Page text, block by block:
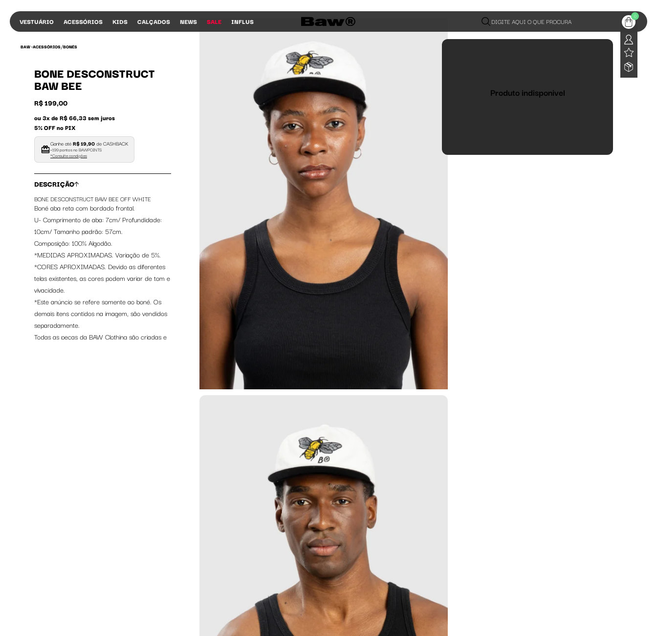
VESTUÁRIO ACESSÓRIOS KIDS CALÇADOS NEWS SALE INFLUS DIGITE AQUI O QUE PROCURA
0
BAW •ACESSÓRIOS/BONÉS
BONE DESCONSTRUCT
BAW BEE
R$ 199,00
ou 3x de R$ 66,33 sem juros
5% OFF no PIX
Ganhe atéR$ 19,90de CASHBACK
+199 pontos no BAWPOINTS
*Consulte condições
DESCRIÇÃO
BONE DESCONSTRUCT BAW BEE OFF WHITE
Boné aba reta com bordado frontal.
U- Comprimento de aba: 7cm/ Profundidade:
10cm/ Tamanho padrão: 57cm.
Composição: 100% Algodão.
*MEDIDAS APROXIMADAS. Variação de 5%.
*CORES APROXIMADAS. Devido as diferentes
telas existentes, as cores podem variar de tom e
vivacidade.
*Este anúncio se refere somente ao boné. Os
demais itens contidos na imagem, são vendidos
separadamente.
Todas as peças da BAW Clothing são criadas e
Produto indisponivel